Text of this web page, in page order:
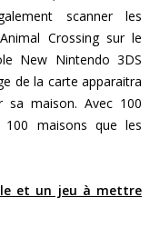
scanner les
Crossing sur le
New Nintendo 3DS
de la carte apparaitra
maison. Avec 100
100 maisons que les
et un jeu à mettre